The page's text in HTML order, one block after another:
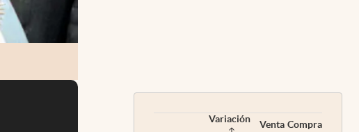
Variación Venta Compra